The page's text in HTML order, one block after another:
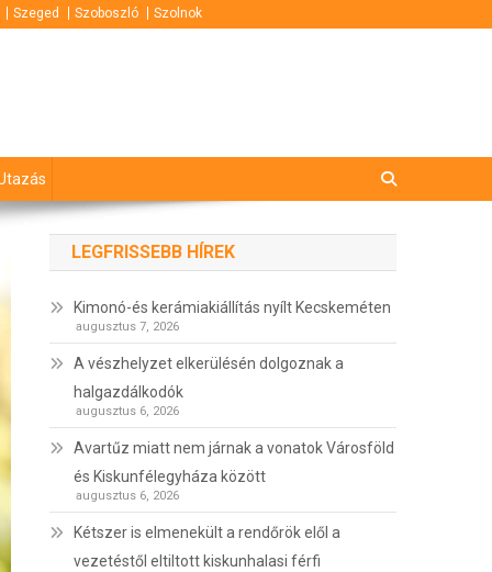
Szeged Szoboszló Szolnok
LEGFRISSEBB HÍREK
Kimonó-és kerámiakiállítás nyílt Kecskeméten
augusztus 7, 2026
A vészhelyzet elkerülésén dolgoznak a
halgazdálkodók
augusztus 6, 2026
Avartűz miatt nem járnak a vonatok Városföld
és Kiskunfélegyháza között
augusztus 6, 2026
Kétszer is elmenekült a rendőrök elől a
vezetéstől eltiltott kiskunhalasi férfi